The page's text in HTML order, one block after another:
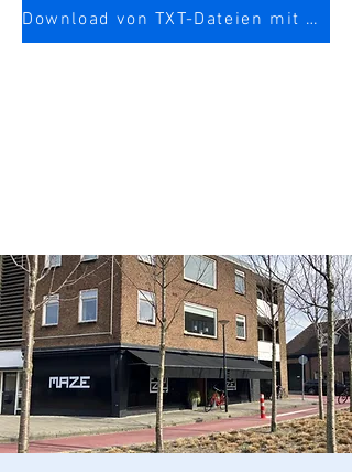
Download von TXT-Dateien mit mehr Infos über die Sau